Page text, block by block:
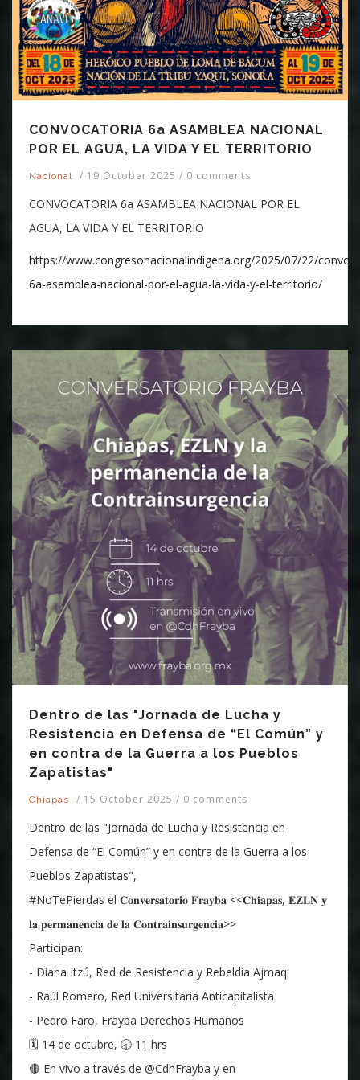
CONVOCATORIA 6a ASAMBLEA NACIONAL
POR EL AGUA, LA VIDA Y EL TERRITORIO
Nacional / 19 October 2025 / 0 comments
CONVOCATORIA 6a ASAMBLEA NACIONAL POR EL
AGUA, LA VIDA Y EL TERRITORIO
https://www.congresonacionalindigena.org/2025/07/22/
6a-asamblea-nacional-por-el-agua-la-vida-y-el-territorio/
Dentro de las "Jornada de Lucha y
Resistencia en Defensa de “El Común” y
en contra de la Guerra a los Pueblos
Zapatistas"
Chiapas / 15 October 2025 / 0 comments
Dentro de las "Jornada de Lucha y Resistencia en
Defensa de “El Común” y en contra de la Guerra a los
Pueblos Zapatistas",
#NoTePierdas el 𝐂𝐨𝐧𝐯𝐞𝐫𝐬𝐚𝐭𝐨𝐫𝐢𝐨 𝐅𝐫𝐚𝐲𝐛𝐚 <<𝐂𝐡𝐢𝐚𝐩𝐚𝐬, 𝐄𝐙𝐋𝐍 𝐲
𝐥𝐚 𝐩𝐞𝐫𝐦𝐚𝐧𝐞𝐧𝐜𝐢𝐚 𝐝𝐞 𝐥𝐚 𝐂𝐨𝐧𝐭𝐫𝐚𝐢𝐧𝐬𝐮𝐫𝐠𝐞𝐧𝐜𝐢𝐚>>
Participan:
- Diana Itzú, Red de Resistencia y Rebeldía Ajmaq
- Raúl Romero, Red Universitaria Anticapitalista
- Pedro Faro, Frayba Derechos Humanos
🗓️ 14 de octubre, 🕣 11 hrs
🔴 En vivo a través de @CdhFrayba y en